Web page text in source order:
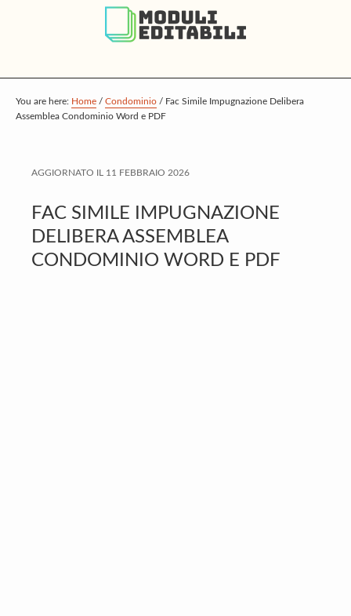
p
t
a
n
c
o
p
t
r
m
a
r
p
t
o
t
e
r
You are here: Home / Condominio / Fac Simile Impugnazione Delibera
Assemblea Condominio Word e PDF
AGGIORNATO IL 11 FEBBRAIO 2026
FAC SIMILE IMPUGNAZIONE
DELIBERA ASSEMBLEA
CONDOMINIO WORD E PDF